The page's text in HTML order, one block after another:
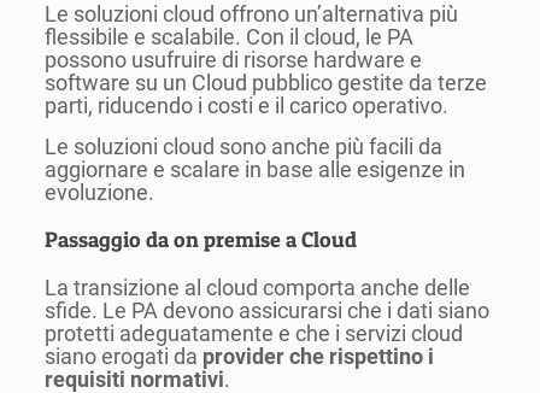
Le soluzioni cloud offrono un’alternativa più
flessibile e scalabile. Con il cloud, le PA
possono usufruire di risorse hardware e
software su un Cloud pubblico gestite da terze
parti, riducendo i costi e il carico operativo.
Le soluzioni cloud sono anche più facili da
aggiornare e scalare in base alle esigenze in
evoluzione.
Passaggio da on premise a Cloud
La transizione al cloud comporta anche delle
sfide. Le PA devono assicurarsi che i dati siano
protetti adeguatamente e che i servizi cloud
siano erogati da provider che rispettino i
requisiti normativi.